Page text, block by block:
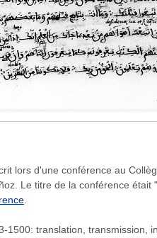
lors d'une conférence au
Le titre de la conférence
1500: translation, transmission,